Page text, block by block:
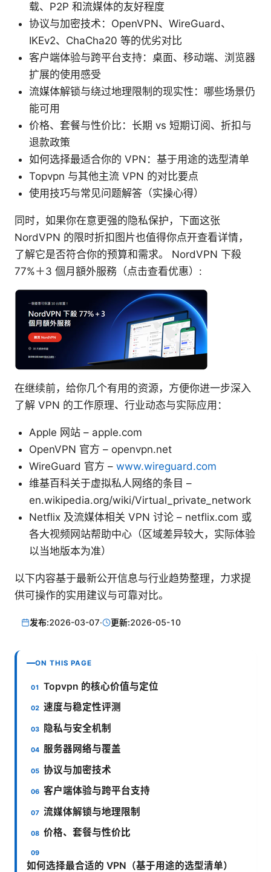
载、P2P 和流媒体的友好程度
协议与加密技术：OpenVPN、WireGuard、
IKEv2、ChaCha20 等的优劣对比
客户端体验与跨平台支持：桌面、移动端、浏览器
扩展的使用感受
流媒体解锁与绕过地理限制的现实性：哪些场景仍
能可用
价格、套餐与性价比：长期 vs 短期订阅、折扣与
退款政策
如何选择最适合你的 VPN：基于用途的选型清单
Topvpn 与其他主流 VPN 的对比要点
使用技巧与常见问题解答（实操心得）
同时，如果你在意更强的隐私保护，下面这张
NordVPN 的限时折扣图片也值得你点开查看详情，
了解它是否符合你的预算和需求。 NordVPN 下殺
77%＋3 個月額外服務（点击查看优惠）:
在继续前，给你几个有用的资源，方便你进一步深入
了解 VPN 的工作原理、行业动态与实际应用：
Apple 网站 – apple.com
OpenVPN 官方 – openvpn.net
WireGuard 官方 – www.wireguard.com
维基百科关于虚拟私人网络的条目 –
en.wikipedia.org/wiki/Virtual_private_network
Netflix 及流媒体相关 VPN 讨论 – netflix.com 或
各大视频网站帮助中心（区域差异较大，实际体验
以当地版本为准）
以下内容基于最新公开信息与行业趋势整理，力求提
供可操作的实用建议与可靠对比。
发布:2026-03-07· 更新:2026-05-10
ON THIS PAGE
Topvpn 的核心价值与定位
速度与稳定性评测
隐私与安全机制
服务器网络与覆盖
协议与加密技术
客户端体验与跨平台支持
流媒体解锁与地理限制
价格、套餐与性价比
如何选择最合适的 VPN（基于用途的选型清单）